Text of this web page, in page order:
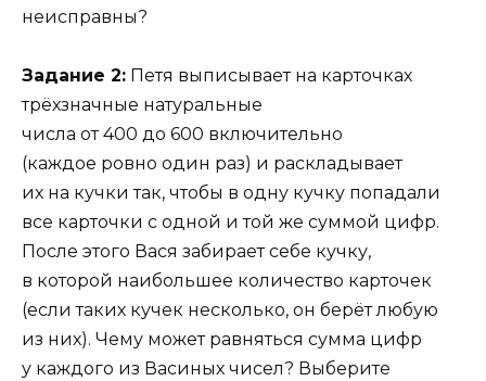
неисправны?
Задание 2: Петя выписывает на карточках
трёхзначные натуральные
числа от 400 до 600 включительно
(каждое ровно один раз) и раскладывает
их на кучки так, чтобы в одну кучку попадали
все карточки с одной и той же суммой цифр.
После этого Вася забирает себе кучку,
в которой наибольшее количество карточек
(если таких кучек несколько, он берёт любую
из них). Чему может равняться сумма цифр
у каждого из Васиных чисел? Выберите